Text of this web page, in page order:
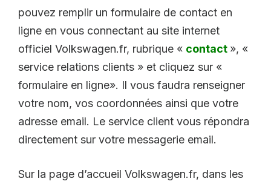
pouvez remplir un formulaire de contact en
ligne en vous connectant au site internet
officiel Volkswagen.fr, rubrique « contact », «
service relations clients » et cliquez sur «
formulaire en ligne». Il vous faudra renseigner
votre nom, vos coordonnées ainsi que votre
adresse email. Le service client vous répondra
directement sur votre messagerie email.
Sur la page d’accueil Volkswagen.fr, dans les